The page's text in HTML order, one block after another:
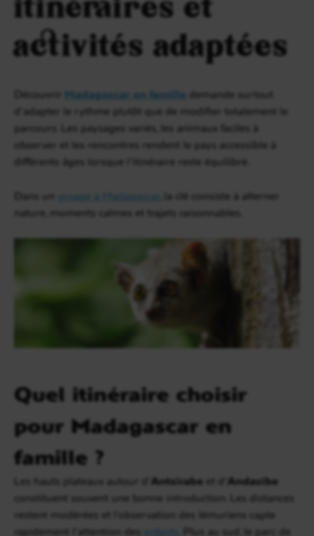
itinéraires et
activités adaptées
Découvrir Madagascar en famille demande surtout
d’adapter le rythme plutôt que de modifier totalement le
parcours. Les paysages variés, les animaux faciles à
observer et les rencontres rendent le pays accessible à
différents âges lorsque l’itinéraire reste équilibré.
Dans un voyage à Madagascar
, la clé consiste à alterner
nature, moments calmes et trajets raisonnables.
Quel itinéraire choisir
pour Madagascar en
famille ?
Les hauts plateaux autour d’ Antsirabe et d’ Andasibe
constituent souvent une bonne introduction. Les distances
restent modérées et l’observation des lémuriens capte
rapidement l’attention des
enfants
. Plus au sud, le parc de